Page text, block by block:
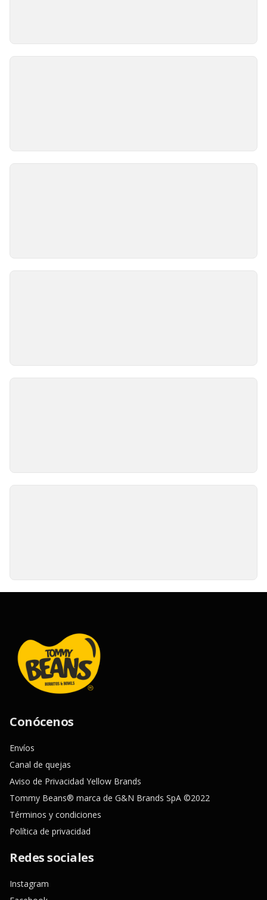
Conócenos
Envíos
Canal de quejas
Aviso de Privacidad Yellow Brands
Tommy Beans® marca de G&N Brands SpA ©2022
Términos y condiciones
Política de privacidad
Redes sociales
Instagram